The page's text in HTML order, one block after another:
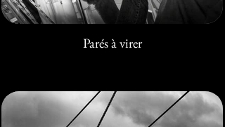
Parés à virer